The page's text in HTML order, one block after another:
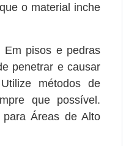
o material inche
Em pisos e pedras
penetrar e causar
métodos de
que possível.
para Áreas de Alto